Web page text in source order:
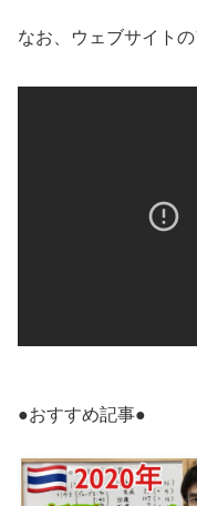
なお、ウェブサイト
●おすすめ記事●